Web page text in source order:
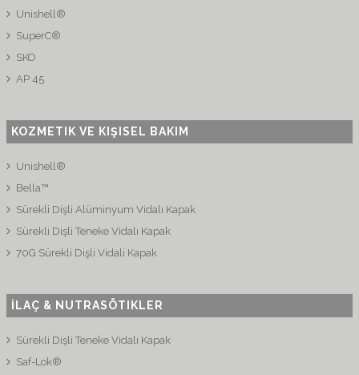
Unishell®
SuperC®
SKO
AP 45
KOZMETIK VE KIŞISEL BAKIM
Unishell®
Bella™
Sürekli Dişli Alüminyum Vidalı Kapak
Sürekli Dişli Teneke Vidalı Kapak
70G Sürekli Dişli Vidali Kapak
İLAÇ & NUTRASÖTIKLER
Sürekli Dişli Teneke Vidalı Kapak
Saf-Lok®